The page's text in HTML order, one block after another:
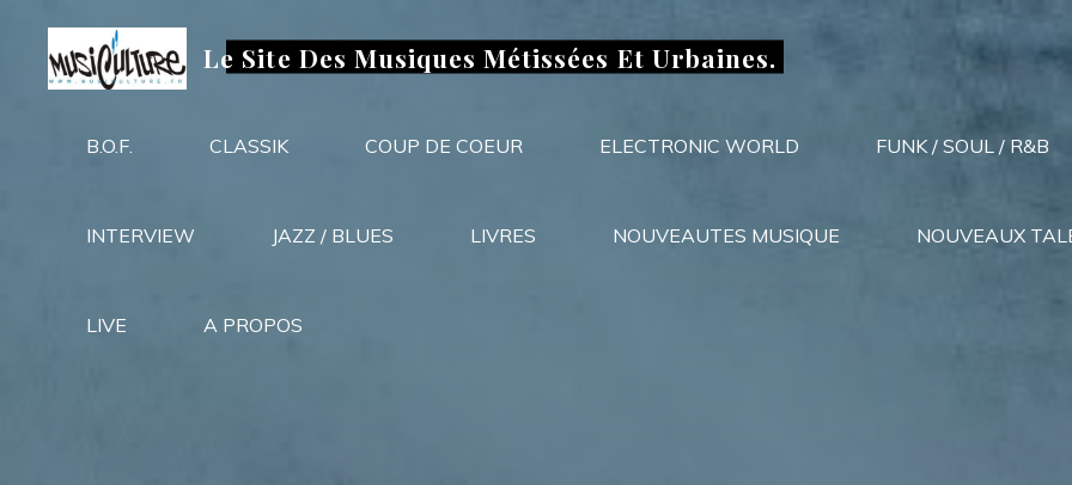
contenu
Le Site Des Musiques Métissées Et Urbaines.
B.O.F. CLASSIK COUP DE COEUR ELECTRONIC WORLD FUNK / SOUL / R&B
INTERVIEW JAZZ / BLUES LIVRES NOUVEAUTES MUSIQUE NOUVEAUX
LIVE A PROPOS